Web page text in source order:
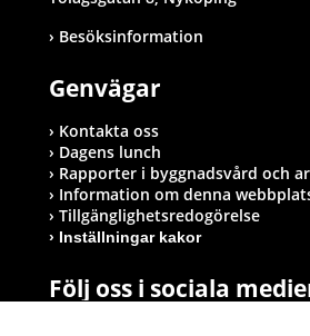
Besöksinformation
Genvägar
Kontakta oss
Dagens lunch
Rapporter i byggnadsvård och
Information om denna
Tillgänglighetsredogörelse
Inställningar kakor
Följ oss i sociala